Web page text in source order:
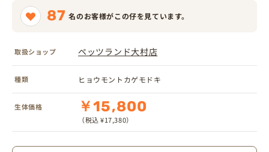
87 名のお客様がこの仔を見ています。
取扱ショップ ペッツランド大村店
種類 ヒョウモントカゲモドキ
生体価格 ￥15,800
（税込 ¥17,380）